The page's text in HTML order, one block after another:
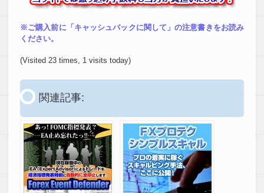
※ご購入前に「キャッシュバックに関して」の注意書きをお読み
ください。
(Visited 23 times, 1 visits today)
関連記事: